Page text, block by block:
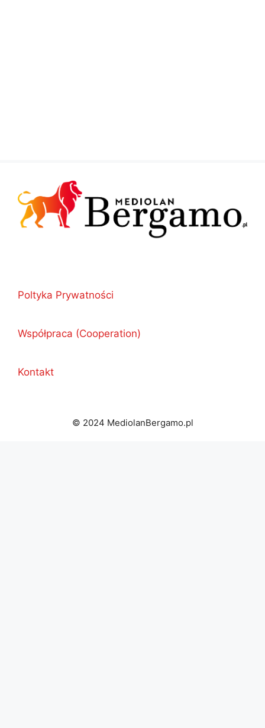
Poltyka Prywatności
Współpraca (Cooperation)
Kontakt
© 2024 MediolanBergamo.pl